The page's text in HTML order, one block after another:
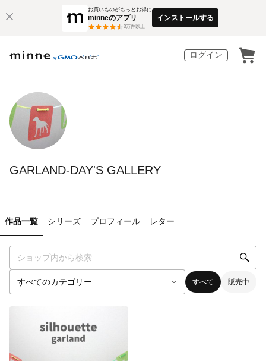
お買いものがもっとお得に
minneのアプリ
3万件以上
インストールする
ログイン
GARLAND-DAY'S GALLERY
作品一覧 シリーズ プロフィール レター
すべて 販売中